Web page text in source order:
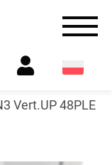
Vert.UP 48PLE